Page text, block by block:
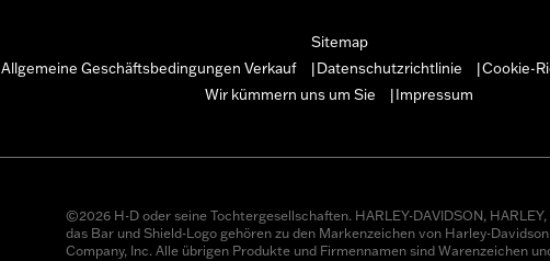
Sitemap
Allgemeine Geschäftsbedingungen Verkauf Datenschutzrichtlinie Cookie-
Wir kümmern uns um Sie
Impressum
©2026 H-D oder seine Tochtergesellschaften. HARLEY-DAVIDSON, HARLEY,
das Bar und Shield-Logo gehören zu den Markenzeichen von Harley-
Company, Inc. Alle übrigen Produkte und Firmennamen sind Warenzeichen